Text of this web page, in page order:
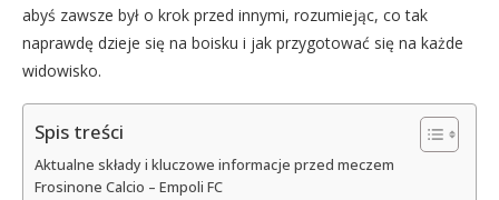
abyś zawsze był o krok przed innymi, rozumiejąc, co tak
naprawdę dzieje się na boisku i jak przygotować się na każde
widowisko.
Spis treści
Aktualne składy i kluczowe informacje przed meczem
Frosinone Calcio – Empoli FC